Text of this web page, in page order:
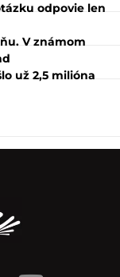
odpovie len
V známom
už 2,5 milióna